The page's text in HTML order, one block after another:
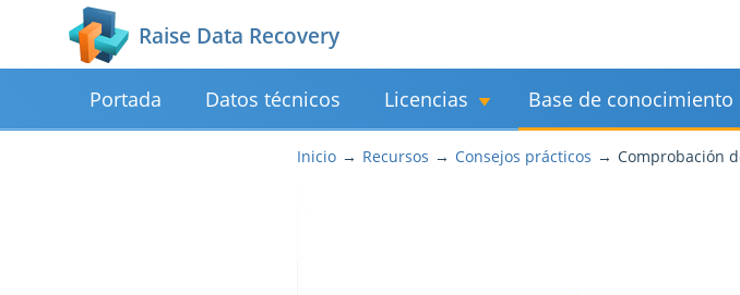
Raise Data Recovery
Portada Datos técnicos Licencias Base de conocimiento
Inicio Recursos Consejos prácticos Comprobación de la